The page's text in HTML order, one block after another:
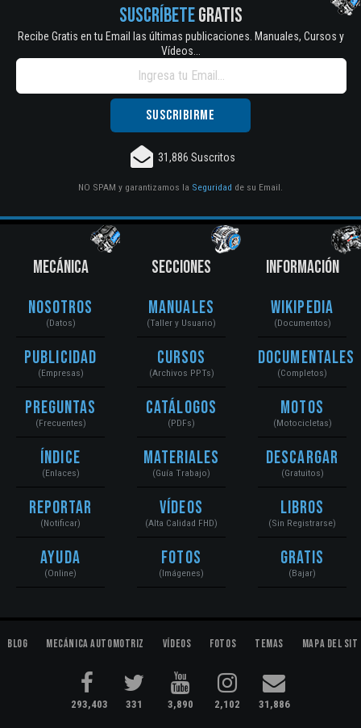
SUSCRÍBETEGRATIS
Recibe Gratis en tu Email las últimas publicaciones. Manuales, Cursos y
Vídeos...
31,886 Suscritos
NO SPAM y garantizamos la Seguridad de su Email.
MECÁNICA
Nosotros
(Datos)
Publicidad
(Empresas)
Preguntas
(Frecuentes)
Índice
(Enlaces)
Reportar
(Notificar)
Ayuda
(Online)
SECCIONES
Manuales
(Taller y Usuario)
Cursos
(Archivos PPTs)
Catálogos
(PDFs)
Materiales
(Guía Trabajo)
Vídeos
(Alta Calidad FHD)
Fotos
(Imágenes)
INFORMACIÓN
Wikipedia
(Documentos)
Documentales
(Completos)
Motos
(Motocicletas)
Descargar
(Gratuitos)
Libros
(Sin Registrarse)
Gratis
(Bajar)
Blog Mecánica Automotriz Vídeos Fotos Temas Mapa del
293,403 331 3,890 2,102 31,886